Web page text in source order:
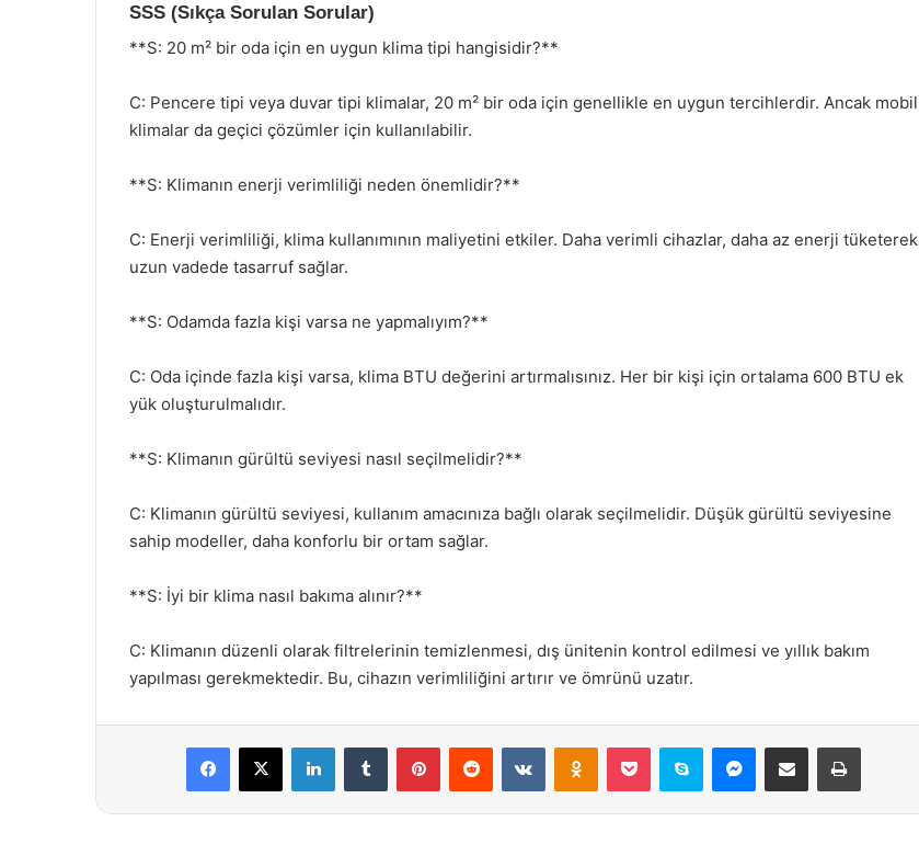
SSS (Sıkça Sorulan Sorular)
**S: 20 m² bir oda için en uygun klima tipi hangisidir?**
C: Pencere tipi veya duvar tipi klimalar, 20 m² bir oda için genellikle en uygun tercihlerdir. Ancak mobil
klimalar da geçici çözümler için kullanılabilir.
**S: Klimanın enerji verimliliği neden önemlidir?**
C: Enerji verimliliği, klima kullanımının maliyetini etkiler. Daha verimli cihazlar, daha az enerji tüketerek
uzun vadede tasarruf sağlar.
**S: Odamda fazla kişi varsa ne yapmalıyım?**
C: Oda içinde fazla kişi varsa, klima BTU değerini artırmalısınız. Her bir kişi için ortalama 600 BTU ek
yük oluşturulmalıdır.
**S: Klimanın gürültü seviyesi nasıl seçilmelidir?**
C: Klimanın gürültü seviyesi, kullanım amacınıza bağlı olarak seçilmelidir. Düşük gürültü seviyesine
sahip modeller, daha konforlu bir ortam sağlar.
**S: İyi bir klima nasıl bakıma alınır?**
C: Klimanın düzenli olarak filtrelerinin temizlenmesi, dış ünitenin kontrol edilmesi ve yıllık bakım
yapılması gerekmektedir. Bu, cihazın verimliliğini artırır ve ömrünü uzatır.
Facebook
X LinkedInTumblr PinterestReddit VKontakteOdnoklassniki
Pocket Skype Messenger
E-Posta ile paylaş Yazdır